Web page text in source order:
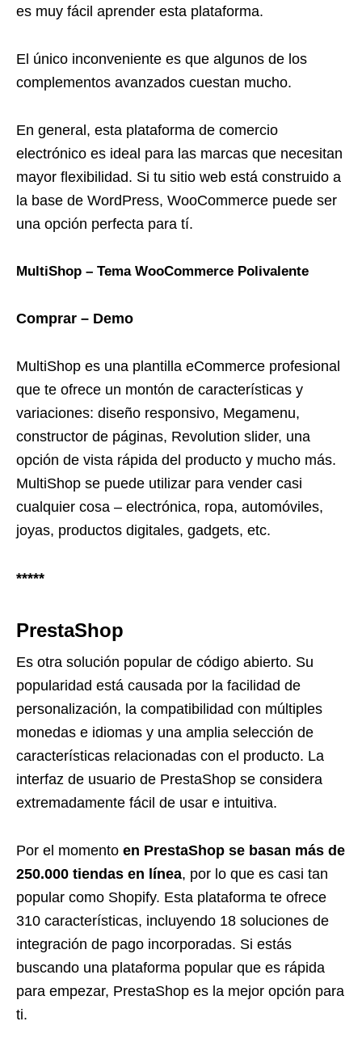
es muy fácil aprender esta plataforma.
El único inconveniente es que algunos de los
complementos avanzados cuestan mucho.
En general, esta plataforma de comercio
electrónico es ideal para las marcas que necesitan
mayor flexibilidad. Si tu sitio web está construido a
la base de WordPress, WooCommerce puede ser
una opción perfecta para tí.
MultiShop – Tema WooCommerce Polivalente
Comprar – Demo
MultiShop es una plantilla eCommerce profesional
que te ofrece un montón de características y
variaciones: diseño responsivo, Megamenu,
constructor de páginas, Revolution slider, una
opción de vista rápida del producto y mucho más.
MultiShop se puede utilizar para vender casi
cualquier cosa – electrónica, ropa, automóviles,
joyas, productos digitales, gadgets, etc.
*****
PrestaShop
Es otra solución popular de código abierto. Su
popularidad está causada por la facilidad de
personalización, la compatibilidad con múltiples
monedas e idiomas y una amplia selección de
características relacionadas con el producto. La
interfaz de usuario de PrestaShop se considera
extremadamente fácil de usar e intuitiva.
Por el momento en PrestaShop se basan más de
250.000 tiendas en línea, por lo que es casi tan
popular como Shopify. Esta plataforma te ofrece
310 características, incluyendo 18 soluciones de
integración de pago incorporadas. Si estás
buscando una plataforma popular que es rápida
para empezar, PrestaShop es la mejor opción para
ti.